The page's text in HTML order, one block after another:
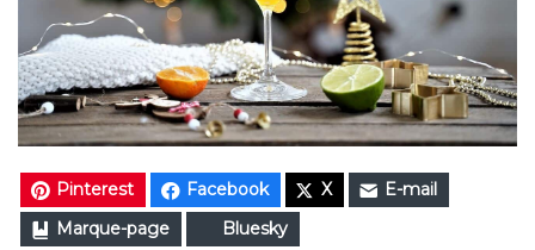
Pinterest Facebook X
E-mail
Marque-page
Bluesky